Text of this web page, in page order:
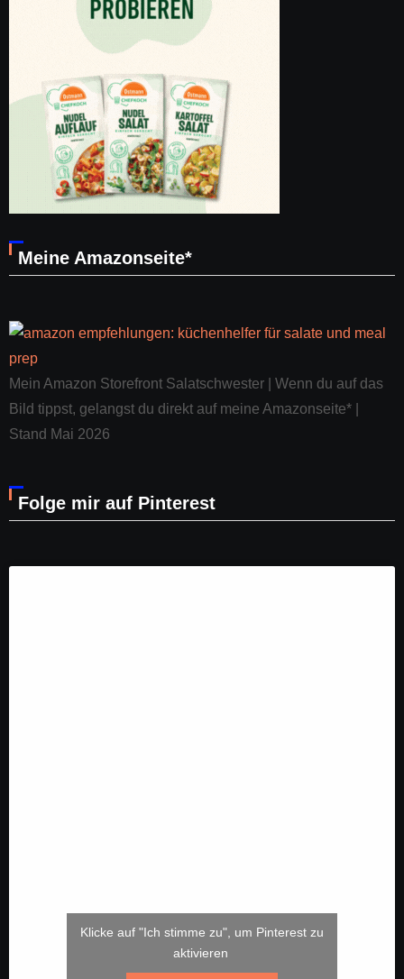
Meine Amazonseite*
Mein Amazon Storefront Salatschwester | Wenn du auf das
Bild tippst, gelangst du direkt auf meine Amazonseite* |
Stand Mai 2026
Folge mir auf Pinterest
Klicke auf "Ich stimme zu", um Pinterest zu
aktivieren